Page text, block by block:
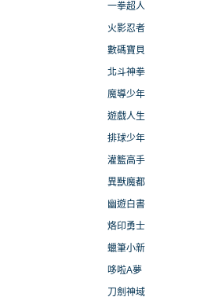
一拳超人
火影忍者
數碼寶貝
北斗神拳
魔導少年
遊戲人生
排球少年
灌籃高手
異獸魔都
幽遊白書
烙印勇士
蠟筆小新
哆啦A夢
刀劍神域